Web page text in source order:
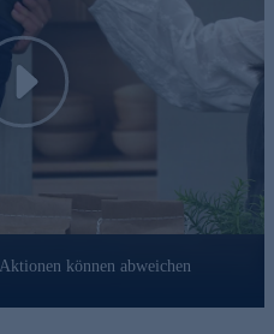
Play
können abweichen